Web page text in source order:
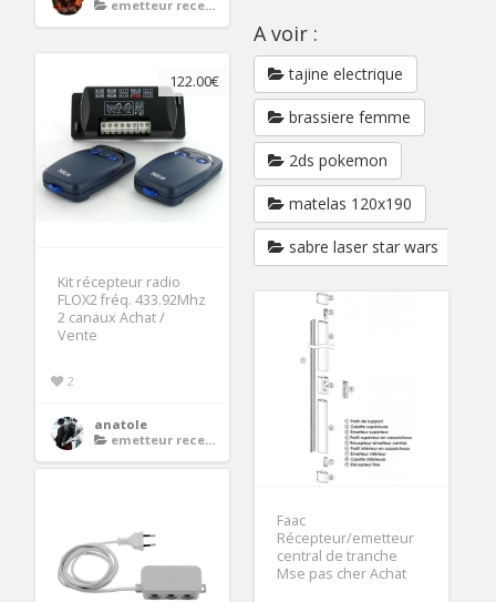
emetteur recepteur porte de garage
A voir :
tajine electrique
brassiere femme
2ds pokemon
matelas 120x190
sabre laser star wars
122.00€
Kit récepteur radio
FLOX2 fréq. 433.92Mhz
2 canaux Achat /
Vente
2
anatole
emetteur recepteur porte de garage
Faac
Récepteur/emetteur
central de tranche
Mse pas cher Achat